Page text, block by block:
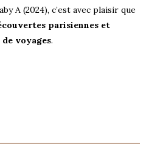
A (2024), c’est avec plaisir que
parisiennes et
voyages.